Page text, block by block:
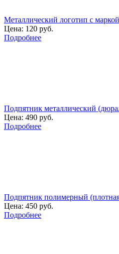
Металлический логотип с
Цена: 120 руб.
Подробнее
Подпятник металлический
Цена: 490 руб.
Подробнее
Подпятник полимерный
Цена: 450 руб.
Подробнее